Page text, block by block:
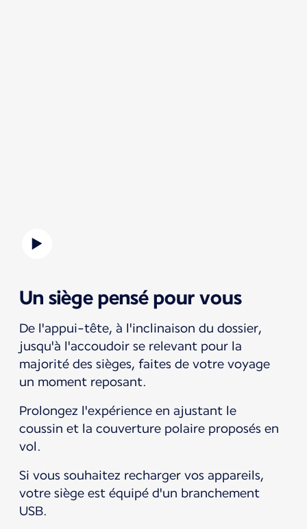
Un siège pensé pour vous
De l'appui-tête, à l'inclinaison du dossier,
jusqu'à l'accoudoir se relevant pour la
majorité des sièges, faites de votre voyage
un moment reposant.
Prolongez l'expérience en ajustant le
coussin et la couverture polaire proposés en
vol.
Si vous souhaitez recharger vos appareils,
votre siège est équipé d'un branchement
USB.